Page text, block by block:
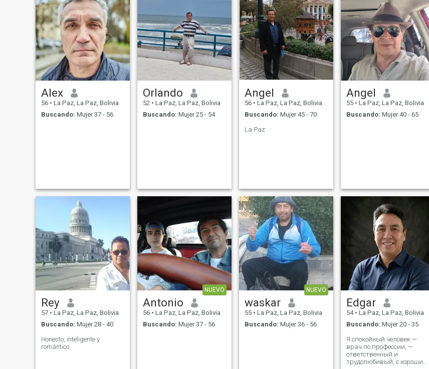
Alex
56 • La Paz, La Paz, Bolivia
Buscando: Mujer 37 - 56
Orlando
52 • La Paz, La Paz, Bolivia
Buscando: Mujer 25 - 54
Angel
56 • La Paz, La Paz, Bolivia
Buscando: Mujer 45 - 70
La Paz
Angel
55 • La Paz, La Paz, Bolivia
Buscando: Mujer 40 - 65
Rey
57 • La Paz, La Paz, Bolivia
Buscando: Mujer 28 - 40
Honesto, inteligente y
romántico.
NUEVO
Antonio
56 • La Paz, La Paz, Bolivia
Buscando: Mujer 37 - 56
NUEVO
waskar
55 • La Paz, La Paz, Bolivia
Buscando: Mujer 36 - 56
Edgar
54 • La Paz, La Paz, Bolivia
Buscando: Mujer 20 - 35
Я спокойный человек —
врач по профессии, —
ответственный и
трудолюбивый, с хорошим